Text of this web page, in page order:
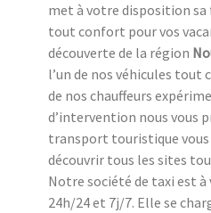
met à votre disposition
tout confort pour vos
découverte de la région
l’un de nos véhicules tout
de nos chauffeurs
d’intervention nous vous
transport touristique
découvrir tous les sites
Notre société de taxi est
24h/24 et 7j/7. Elle se